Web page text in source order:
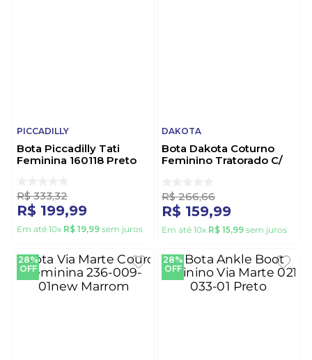
PICCADILLY
Bota Piccadilly Tati
Feminina 160118 Preto
R$ 333,32
R$ 199,99
Em até 10x R$ 19,99 sem juros
DAKOTA
Bota Dakota Coturno
Feminino Tratorado C/
R$ 266,66
R$ 159,99
Em até 10x R$ 15,99 sem juros
28%
OFF
28%
OFF